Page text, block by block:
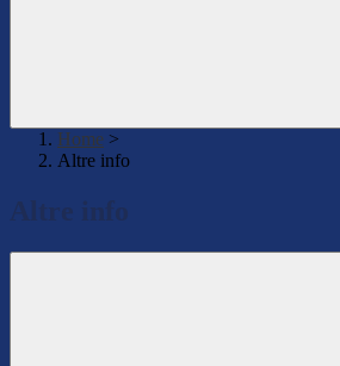
Home >
Altre info
Altre info